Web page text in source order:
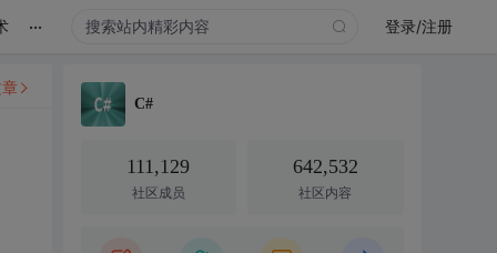
... 登录/注册
C#
111,129
社区成员
642,532
社区内容